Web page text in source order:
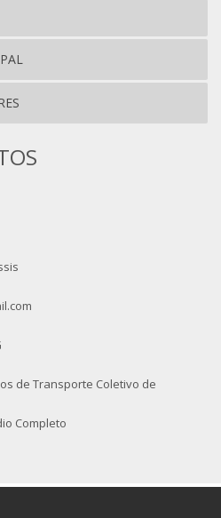
de Transporte Coletivo de
Completo